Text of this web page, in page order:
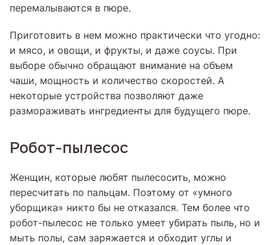
перемалываются в пюре.
Приготовить в нем можно практически что угодно:
и мясо, и овощи, и фрукты, и даже соусы. При
выборе обычно обращают внимание на объем
чаши, мощность и количество скоростей. А
некоторые устройства позволяют даже
размораживать ингредиенты для будущего пюре.
Робот-пылесос
Женщин, которые любят пылесосить, можно
пересчитать по пальцам. Поэтому от «умного
уборщика» никто бы не отказался. Тем более что
робот-пылесос не только умеет убирать пыль, но и
мыть полы, сам заряжается и обходит углы и